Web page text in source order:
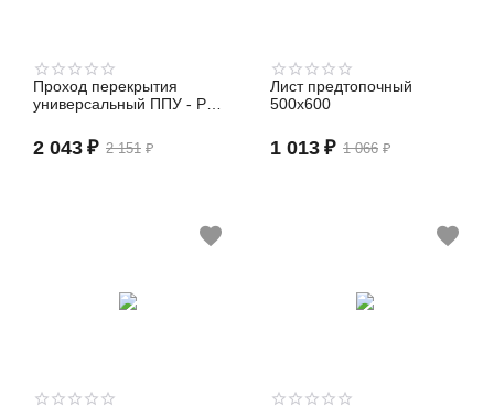
Проход перекрытия
универсальный ППУ - Р
130-150
2 151 ₽
2 043 ₽
Лист предтопочный
500х600
1 066 ₽
1 013 ₽